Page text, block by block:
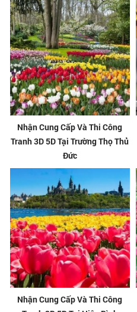
Nhận Cung Cấp Và Thi Công
Tranh 3D 5D Tại Trường Thọ Thủ
Đức
Nhận Cung Cấp Và Thi Công